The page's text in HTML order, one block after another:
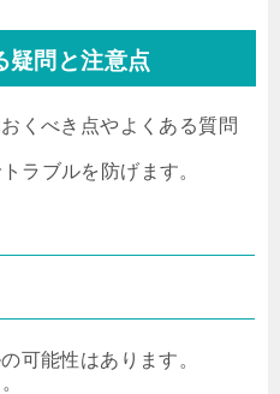
疑問と注意点
くべき点やよくある質問
ラブルを防げます。
可能性はあります。